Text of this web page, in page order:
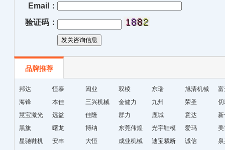
Email：
验证码：
品牌推荐
邦达 恒泰 闳业 双棱 东瑞 旭清机械
海锋
本佳 三兴机械 金健力 九州 荣圣
慧宝激光
远益 佳隆 群力 鹿城 意达
黑旗
曙龙 博纳 东莞伟煌 光宇鞋模 爱玛
星驰鞋机
安丰 大恒 成业机械
迪宝裁断
诚信